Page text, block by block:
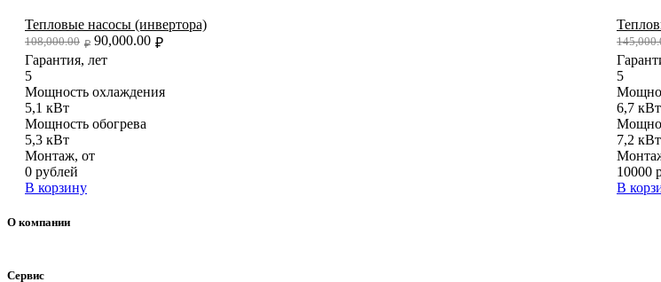
Тепловые насосы (инвертора)
₽
108,000.00 ₽
90,000.00
Гарантия, лет
5
Мощность охлаждения
5,1 кВт
Мощность обогрева
5,3 кВт
Монтаж, от
0 рублей
В корзину
5
6,7 кВт
7,2 кВт
10000
В
О компании
Сервис